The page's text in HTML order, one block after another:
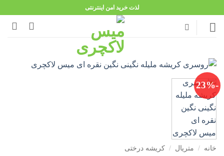
content
لذت خرید امن اینترنتی
-23%
خانه / متریال / کریشه درختی